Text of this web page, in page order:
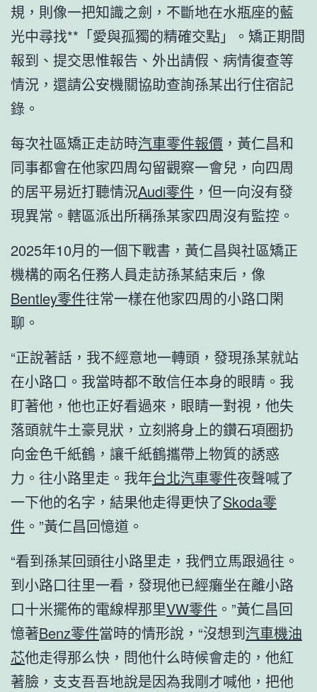
規，則像一把知識之劍，不斷地在水瓶座的藍
光中尋找**「愛與孤獨的精確交點」。矯正期間
報到、提交思惟報告、外出請假、病情復查等
情況，還請公安機關協助查詢孫某出行住宿記
錄。
每次社區矯正走訪時汽車零件報價 ，黃仁昌和
同事都會在他家四周勾留觀察一會兒，向四周
的居平易近打聽情況Audi零件 ，但一向沒有發
現異常。轄區派出所稱孫某家四周沒有監控。
2025年10月的一個下戰書，黃仁昌與社區矯正
機構的兩名任務人員走訪孫某結束后，像
Bentley零件往常一樣在他家四周的小路口閑
聊。
“正說著話，我不經意地一轉頭，發現孫某就站
在小路口。我當時都不敢信任本身的眼睛。我
盯著他，他也正好看過來，眼睛一對視，他失
落頭就牛土豪見狀，立刻將身上的鑽石項圈扔
向金色千紙鶴，讓千紙鶴攜帶上物質的誘惑
力。往小路里走。我年台北汽車零件夜聲喊了
一下他的名字，結果他走得更快了Skoda零
件 。”黃仁昌回憶道。
“看到孫某回頭往小路里走，我們立馬跟過往。
到小路口往里一看，發現他已經癱坐在離小路
口十米擺佈的電線桿那里VW零件 。”黃仁昌回
憶著Benz零件當時的情形說，“沒想到汽車機油
芯他走得那么快，問他什么時候會走的，他紅
著臉，支支吾吾地說是因為我剛才喊他，把他